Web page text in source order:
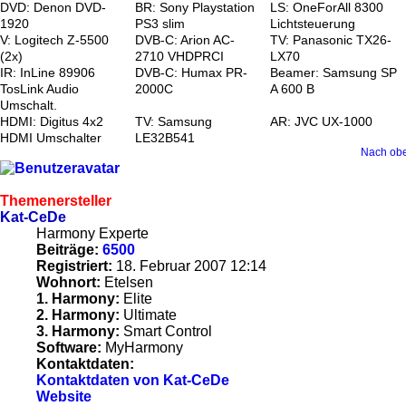
DVD: Denon DVD-
1920
BR: Sony Playstation
PS3 slim
LS: OneForAll 8300
Lichtsteuerung
V: Logitech Z-5500
(2x)
DVB-C: Arion AC-
2710 VHDPRCI
TV: Panasonic TX26-
LX70
IR: InLine 89906
TosLink Audio
Umschalt.
DVB-C: Humax PR-
2000C
Beamer: Samsung SP
A 600 B
HDMI: Digitus 4x2
HDMI Umschalter
TV: Samsung
LE32B541
AR: JVC UX-1000
Nach
Themenersteller
Kat-CeDe
Harmony Experte
Beiträge: 6500
Registriert: 18. Februar 2007 12:14
Wohnort: Etelsen
1. Harmony: Elite
2. Harmony: Ultimate
3. Harmony: Smart Control
Software: MyHarmony
Kontaktdaten:
Kontaktdaten von Kat-CeDe
Website